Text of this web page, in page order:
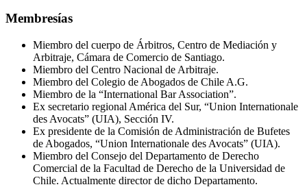
Membresías
Miembro del cuerpo de Árbitros, Centro de Mediación y
Arbitraje, Cámara de Comercio de Santiago.
Miembro del Centro Nacional de Arbitraje.
Miembro del Colegio de Abogados de Chile A.G.
Miembro de la “International Bar Association”.
Ex secretario regional América del Sur, “Union Internationale
des Avocats” (UIA), Sección IV.
Ex presidente de la Comisión de Administración de Bufetes
de Abogados, “Union Internationale des Avocats” (UIA).
Miembro del Consejo del Departamento de Derecho
Comercial de la Facultad de Derecho de la Universidad de
Chile. Actualmente director de dicho Departamento.